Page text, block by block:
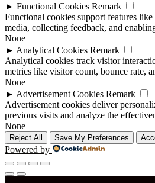
► Functional Cookies Remark
Functional cookies support features
media, collecting feedback, and
None
► Analytical Cookies Remark
Analytical cookies track visitor
metrics like visitor count, bounce rate,
None
► Advertisement Cookies Remark
Advertisement cookies deliver
previous visits and analyze the
None
Reject All Save My Preferences
Powered by